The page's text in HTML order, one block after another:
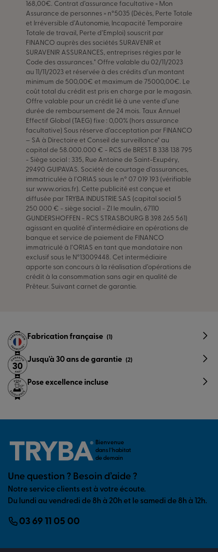
168,00€. Contrat d’assurance facultative « Mon
Assurance de personnes » n°5035 (Décès, Perte Totale
et Irréversible d’Autonomie, Incapacité Temporaire
Totale de travail, Perte d’Emploi) souscrit par
FINANCO auprès des sociétés SURAVENIR et
SURAVENIR ASSURANCES, entreprises régies par le
Code des assurances." Offre valable du 02/11/2023
au 11/11/2023 et réservée à des crédits d’un montant
minimum de 500,00€ et maximum de 75000,00€. Le
coût total du crédit est pris en charge par le magasin.
Offre valable pour un crédit lié à une vente d’une
durée de remboursement de 24 mois. Taux Annuel
Effectif Global (TAEG) fixe : 0,00% (hors assurance
facultative) Sous réserve d’acceptation par FINANCO
– SA à Directoire et Conseil de surveillance" au
capital de 58.000.000 € - RCS de BREST B 338 138 795
- Siège social : 335, Rue Antoine de Saint-Exupéry,
29490 GUIPAVAS. Société de courtage d’assurances,
immatriculée à l’ORIAS sous le n° 07 019 193 (vérifiable
sur www.orias.fr). Cette publicité est conçue et
diffusée par TRYBA INDUSTRIE SAS (capital social 5
250 000 € - siège social - ZI le moulin, 67110
GUNDERSHOFFEN - RCS STRASBOURG B 398 265 561)
agissant en qualité d’intermédiaire en opérations de
banque et service de paiement de FINANCO
immatriculé à l’ORIAS en tant que mandataire non
exclusif sous le N°13009448. Cet intermédiaire
apporte son concours à la réalisation d’opérations de
crédit à la consommation sans agir en qualité de
Prêteur. Suivant carnet de garantie.
Fabrication française (1)
Jusqu'à 30 ans de garantie (2)
Pose excellence incluse
Bienvenue
dans l’habitat
de demain
Une question ? Besoin d’aide ?
Notre service clients est à votre écoute.
Du lundi au vendredi de 8h à 20h et le samedi de 8h à 12h.
03 69 11 05 00